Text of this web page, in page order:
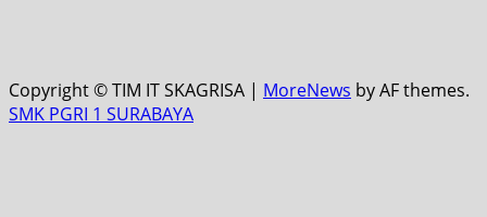
Copyright © TIM IT SKAGRISA | MoreNews by AF themes.
SMK PGRI 1 SURABAYA